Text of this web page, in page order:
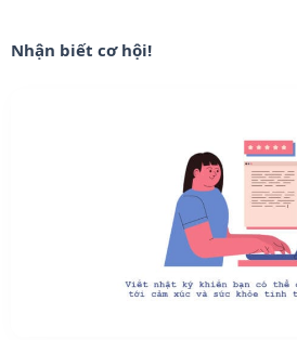
Nhận biết cơ hội!